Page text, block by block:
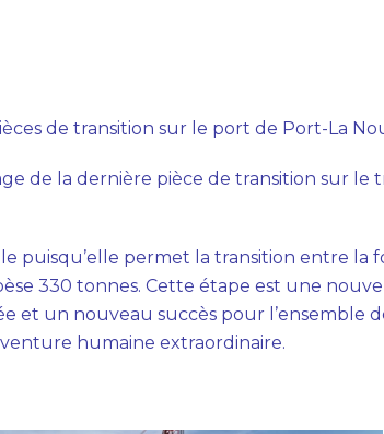
de transition sur le port de Port-La
de la dernière pièce de transition sur
puisqu’elle permet la transition entre la
330 tonnes. Cette étape est une
et un nouveau succès pour l’ensemble
humaine extraordinaire.